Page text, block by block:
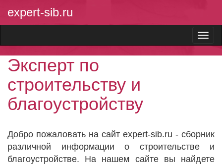
expert-sib.ru
Эксперт по
строительству и
благоустройству
Добро пожаловать на сайт expert-sib.ru - сборник
различной информации о строительстве и
благоустройстве. На нашем сайте вы найдете